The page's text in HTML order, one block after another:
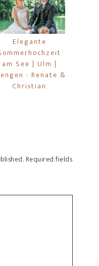
Elegante
am See | Ulm |
: Renate &
Christian
Required fields